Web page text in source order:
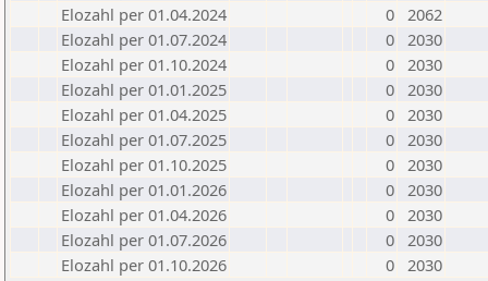
Elozahl per 01.04.2024
0 2062
Elozahl per 01.07.2024
0 2030
Elozahl per 01.10.2024
0 2030
Elozahl per 01.01.2025
0 2030
Elozahl per 01.04.2025
0 2030
Elozahl per 01.07.2025
0 2030
Elozahl per 01.10.2025
0 2030
Elozahl per 01.01.2026
0 2030
Elozahl per 01.04.2026
0 2030
Elozahl per 01.07.2026
0 2030
Elozahl per 01.10.2026
0 2030